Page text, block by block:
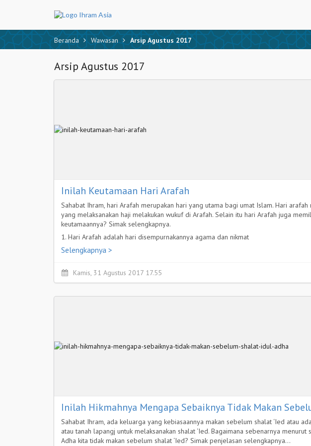
Beranda Wawasan Arsip Agustus 2017
Arsip Agustus 2017
Inilah Keutamaan Hari Arafah
Sahabat Ihram, hari Arafah merupakan hari yang utama bagi umat Islam. Hari
yang melaksanakan haji melakukan wukuf di Arafah. Selain itu hari Arafah juga
keutamaannya? Simak selengkapnya.
1. Hari Arafah adalah hari disempurnakannya agama dan nikmat
Selengkapnya >
Kamis, 31 Agustus 2017 17.55
Inilah Hikmahnya Mengapa Sebaiknya Tidak Makan
Sahabat Ihram, ada keluarga yang kebiasaannya makan sebelum shalat ‘Ied atau
atau tanah lapangj untuk melaksanakan shalat ‘Ied. Bagaimana sebenarnya
Adha kita tidak makan sebelum shalat ‘Ied? Simak penjelasan selengkapnya…